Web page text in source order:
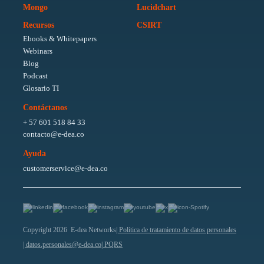
Mongo
Lucidchart
Recursos
Ebooks & Whitepapers
Webinars
Blog
Podcast
Glosario TI
CSIRT
Contáctanos
+ 57 601 518 84 33
contacto@e-dea.co
Ayuda
customerservice@e-dea.co
Copyright 2026 E-dea Networks| Política de tratamiento de datos personales
| datos.personales@e-dea.co| PQRS